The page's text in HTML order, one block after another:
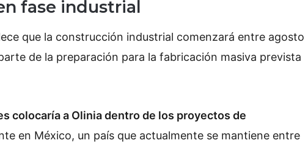
fase industrial
que la construcción industrial comenzará entre agosto
de la preparación para la fabricación masiva prevista
colocaría a Olinia dentro de los proyectos de
en México, un país que actualmente se mantiene entre